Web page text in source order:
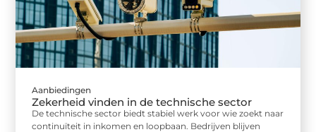
Aanbiedingen
Zekerheid vinden in de technische sector
De technische sector biedt stabiel werk voor wie zoekt naar
continuïteit in inkomen en loopbaan. Bedrijven blijven